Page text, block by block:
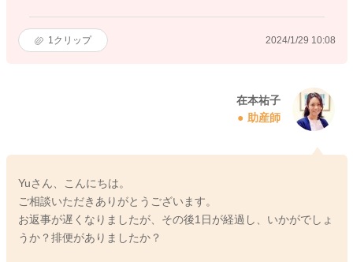
1 クリップ 2024/1/29 10:08
在本祐子
助産師
Yuさん、こんにちは。
ご相談いただきありがとうございます。
お返事が遅くなりましたが、その後1日が経過し、いかがでしょ
うか？排便がありましたか？